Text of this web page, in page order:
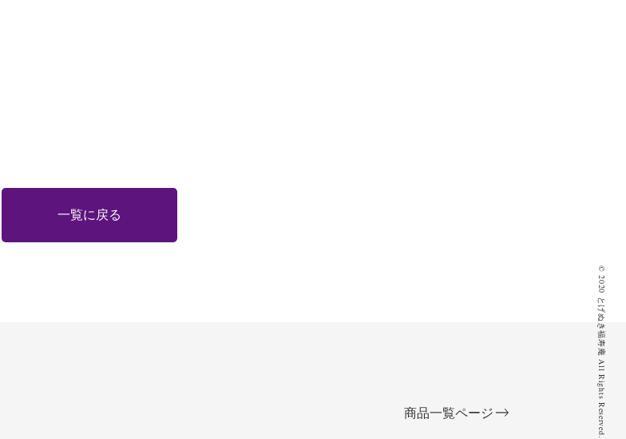
© 2020 とげぬき福寿庵 All Rights Reserved.
一覧に戻る
商品一覧ページ